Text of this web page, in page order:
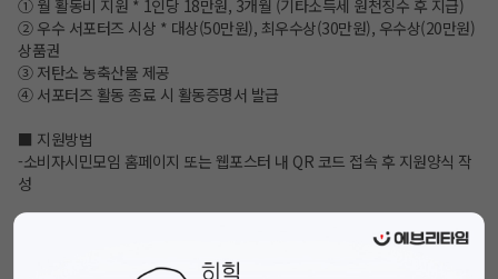
① 월 활동비 지원 * 1인당 18만원, 3개월 (기타소득세 원천징수 후 지급)
② 우수 서포터즈 시상 * 대상(50만원), 최우수상(30만원), 우수상(20만원)
상품권
③ 저탄소 농축산물 제공
④ 서포터즈 활동 종료 시 활동증명서 발급
■ 지원방법
-소비자시민모임 홈페이지 또는 웹포스터 내 QR 코드 접속 후 지원양식 작
성
- 2026년 6월 30일(화) 소비자시민모임 홈페이지 발표 예정